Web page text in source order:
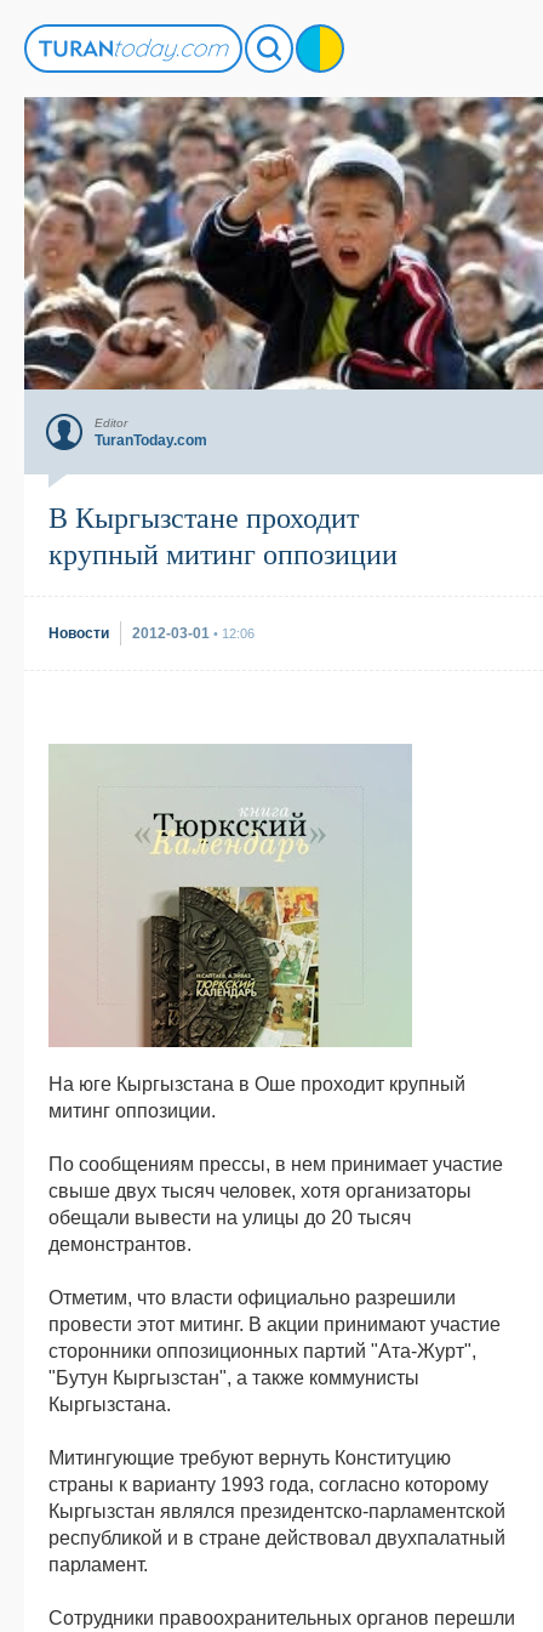
Editor
TuranToday.com
В Кыргызстане проходит
крупный митинг оппозиции
Новости 2012-03-01 • 12:06
На юге Кыргызстана в Оше проходит крупный
митинг оппозиции.
По сообщениям прессы, в нем принимает участие
свыше двух тысяч человек, хотя организаторы
обещали вывести на улицы до 20 тысяч
демонстрантов.
Отметим, что власти официально разрешили
провести этот митинг. В акции принимают участие
сторонники оппозиционных партий "Ата-Журт",
"Бутун Кыргызстан", а также коммунисты
Кыргызстана.
Митингующие требуют вернуть Конституцию
страны к варианту 1993 года, согласно которому
Кыргызстан являлся президентско-парламентской
республикой и в стране действовал двухпалатный
парламент.
Сотрудники правоохранительных органов перешли